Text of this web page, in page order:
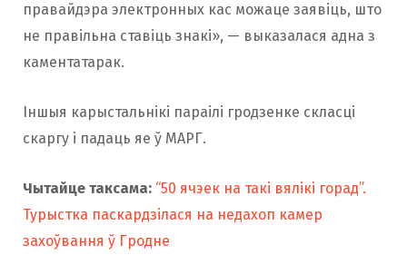
правайдэра электронных кас можаце заявіць, што
не правільна ставіць знакі», — выказалася адна з
каментатарак.
Іншыя карыстальнікі параілі гродзенке скласці
скаргу і падаць яе ў МАРГ.
Чытайце таксама: “50 ячэек на такі вялікі горад”.
Турыстка паскардзілася на недахоп камер
захоўвання ў Гродне